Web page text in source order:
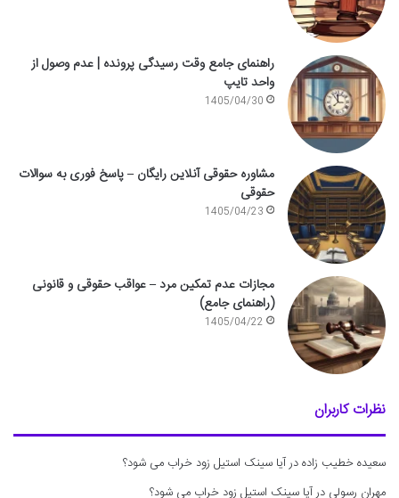
راهنمای جامع وقت رسیدگی پرونده | عدم وصول از
واحد تایپ
1405/04/30
مشاوره حقوقی آنلاین رایگان – پاسخ فوری به سوالات
حقوقی
1405/04/23
مجازات عدم تمکین مرد – عواقب حقوقی و قانونی
(راهنمای جامع)
1405/04/22
نظرات کاربران
سعیده خطیب زادهدرآیا سینک استیل زود خراب می شود؟
مهران رسولی درآیا سینک استیل زود خراب می شود؟